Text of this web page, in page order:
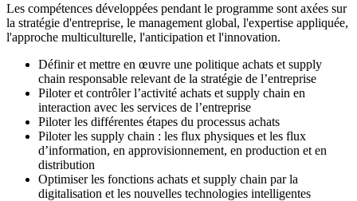
Les compétences développées pendant le programme sont axées sur
la stratégie d'entreprise, le management global, l'expertise appliquée,
l'approche multiculturelle, l'anticipation et l'innovation.
Définir et mettre en œuvre une politique achats et supply
chain responsable relevant de la stratégie de l’entreprise
Piloter et contrôler l’activité achats et supply chain en
interaction avec les services de l’entreprise
Piloter les différentes étapes du processus achats
Piloter les supply chain : les flux physiques et les flux
d’information, en approvisionnement, en production et en
distribution
Optimiser les fonctions achats et supply chain par la
digitalisation et les nouvelles technologies intelligentes